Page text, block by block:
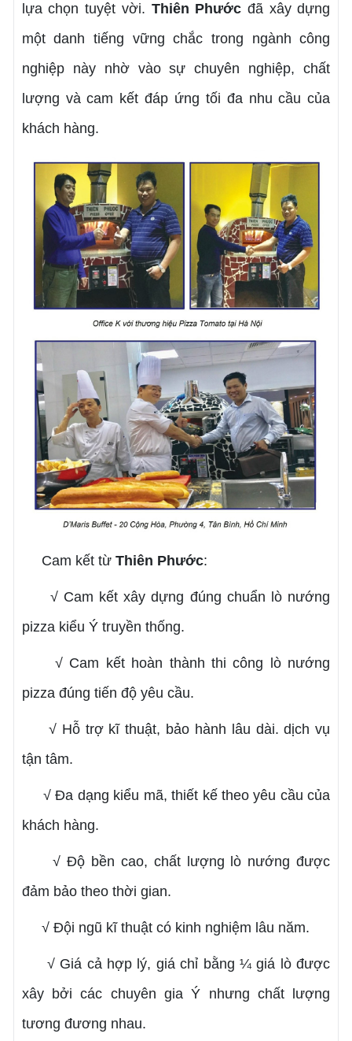
lựa chọn tuyệt vời. Thiên Phước đã xây dựng
một danh tiếng vững chắc trong ngành công
nghiệp này nhờ vào sự chuyên nghiệp, chất
lượng và cam kết đáp ứng tối đa nhu cầu của
khách hàng.
Cam kết từ Thiên Phước:
√ Cam kết xây dựng đúng chuẩn lò nướng
pizza kiểu Ý truyền thống.
√ Cam kết hoàn thành thi công lò nướng
pizza đúng tiến độ yêu cầu.
√ Hỗ trợ kĩ thuật, bảo hành lâu dài. dịch vụ
tận tâm.
√ Đa dạng kiểu mã, thiết kế theo yêu cầu của
khách hàng.
√ Độ bền cao, chất lượng lò nướng được
đảm bảo theo thời gian.
√ Đội ngũ kĩ thuật có kinh nghiệm lâu năm.
√ Giá cả hợp lý, giá chỉ bằng ¼ giá lò được
xây bởi các chuyên gia Ý nhưng chất lượng
tương đương nhau.